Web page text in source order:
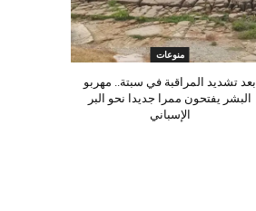
منوعات
بعد تشديد المراقبة في سبتة.. مهربو
البشر يفتحون ممرا جديدا نحو البر
الإسباني